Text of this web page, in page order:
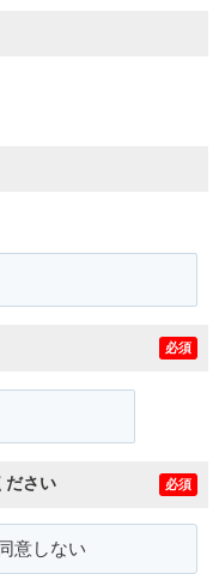
必須
ださい 必須
意しない